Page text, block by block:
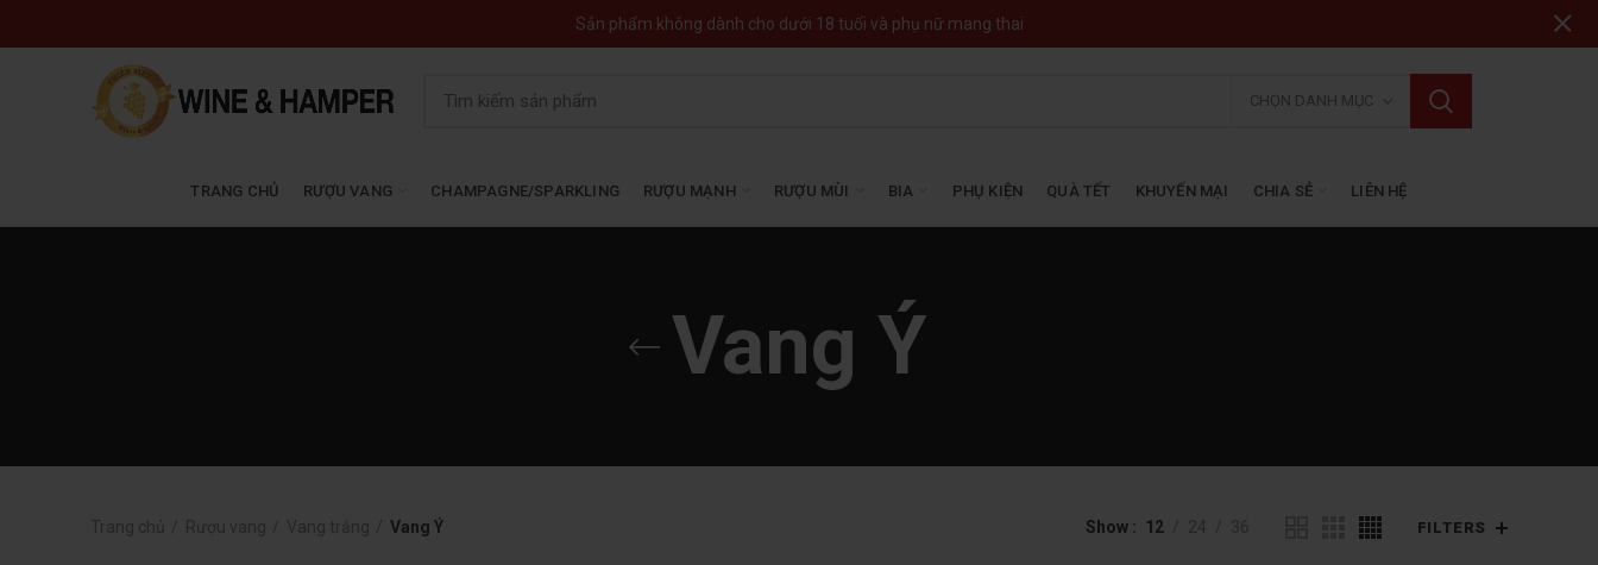
CHỌN DANH MỤC
TRANG CHỦ RƯỢU VANG CHAMPAGNE/SPARKLING RƯỢU MẠNH RƯỢU MÙI BIA PHỤ KIỆN QUÀ TẾT KHUYẾN MẠI CHIA SẺ LIÊN HỆ
Vang Ý
Vang Ý Show 12 FILTERS
Sản phẩm không dành cho dưới 18 tuổi và phụ nữ mang thai